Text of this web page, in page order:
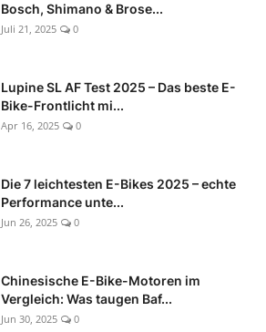
Bosch, Shimano & Brose...
Juli 21, 2025 0
Lupine SL AF Test 2025 – Das beste E-
Bike-Frontlicht mi...
Apr 16, 2025 0
Die 7 leichtesten E-Bikes 2025 – echte
Performance unte...
Jun 26, 2025 0
Chinesische E-Bike-Motoren im
Vergleich: Was taugen Baf...
Jun 30, 2025 0